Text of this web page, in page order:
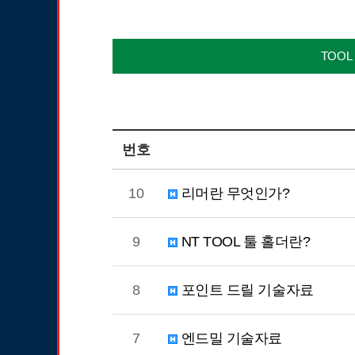
TOOL
번호
10 리머란 무엇인가?
9 NT TOOL 툴 홀더란?
8 포인트 드릴 기술자료
7 엔드밀 기술자료